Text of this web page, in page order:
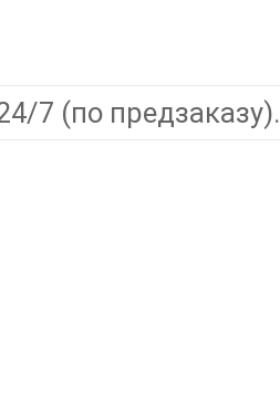
7 (по предзаказу).